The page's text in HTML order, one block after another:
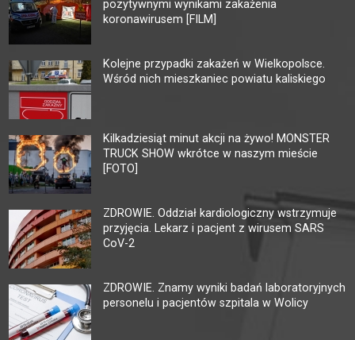
pozytywnymi wynikami zakażenia
koronawirusem [FILM]
Kolejne przypadki zakażeń w Wielkopolsce.
Wśród nich mieszkaniec powiatu kaliskiego
Kilkadziesiąt minut akcji na żywo! MONSTER
TRUCK SHOW wkrótce w naszym mieście
[FOTO]
ZDROWIE. Oddział kardiologiczny wstrzymuje
przyjęcia. Lekarz i pacjent z wirusem SARS
CoV-2
ZDROWIE. Znamy wyniki badań laboratoryjnych
personelu i pacjentów szpitala w Wolicy